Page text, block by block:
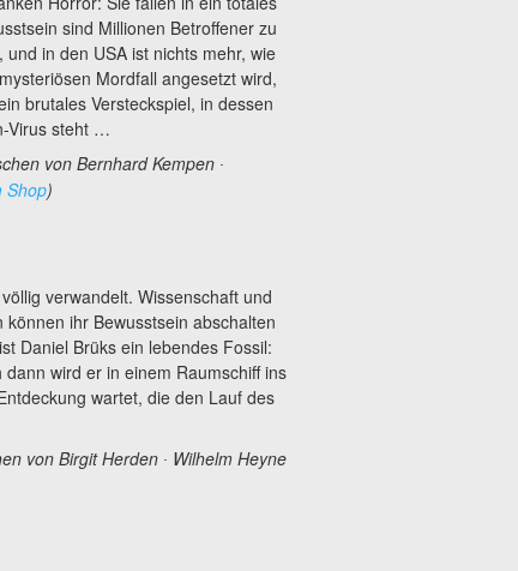
sind Millionen Betroffener zu
in den USA ist nichts mehr, wie
Mordfall angesetzt wird,
brutales Versteckspiel, in dessen
Virus steht …
von Bernhard Kempen ∙
Shop)
verwandelt. Wissenschaft und
ihr Bewusstsein abschalten
Daniel Brüks ein lebendes Fossil:
wird er in einem Raumschiff ins
wartet, die den Lauf des
von Birgit Herden ∙ Wilhelm Heyne